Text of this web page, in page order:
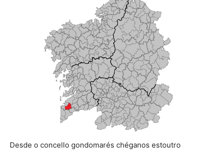
Desde o concello gondomarés chéganos estoutro